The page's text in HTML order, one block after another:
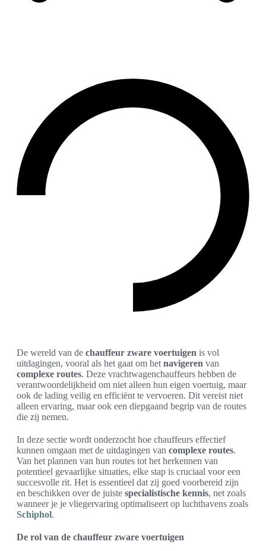
De wereld van de chauffeur zware voertuigen is vol
uitdagingen, vooral als het gaat om het navigeren van
complexe routes. Deze vrachtwagenchauffeurs hebben de
verantwoordelijkheid om niet alleen hun eigen voertuig, maar
ook de lading veilig en efficiënt te vervoeren. Dit vereist niet
alleen ervaring, maar ook een diepgaand begrip van de routes
die zij nemen.
In deze sectie wordt onderzocht hoe chauffeurs effectief
kunnen omgaan met de uitdagingen van complexe routes.
Van het plannen van hun routes tot het herkennen van
potentieel gevaarlijke situaties, elke stap is cruciaal voor een
succesvolle rit. Het is essentieel dat zij goed voorbereid zijn
en beschikken over de juiste specialistische kennis, net zoals
wanneer je je vliegervaring optimaliseert op luchthavens zoals
Schiphol.
De rol van de chauffeur zware voertuigen